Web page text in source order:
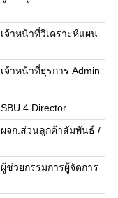
เจ้าหน้าที่วิเคราะห์แผน
เจ้าหน้าที่ธุรการ Admin
SBU 4 Director
ผจก.ส่วนลูกค้าสัมพันธ์ /
ผู้ช่วยกรรมการผู้จัดการ